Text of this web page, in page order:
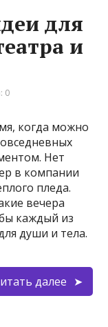
для
и
0
когда можно
Нет
в компании
пледа.
вечера
каждый из
души и тела.
далее